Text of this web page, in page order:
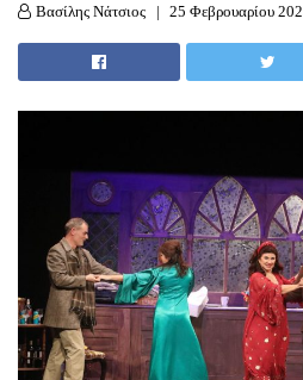
Βασίλης Νάτσιος 25 Φεβρουαρίου